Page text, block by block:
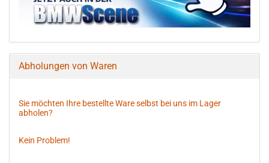
Abholungen von Waren
Sie möchten Ihre bestellte Ware selbst bei uns im Lager
abholen?
Kein Problem!